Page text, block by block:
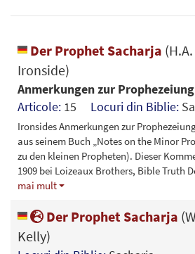
Der Prophet Sacharja (H.A.
Ironside)
Anmerkungen zur
Articole: 15 Locuri din Biblie:
Ironsides Anmerkungen zur
aus seinem Buch „Notes on the Minor
zu den kleinen Propheten). Dieser
1909 bei Loizeaux Brothers, Bible Truth
mai mult
Der Prophet Sacharja
Kelly)